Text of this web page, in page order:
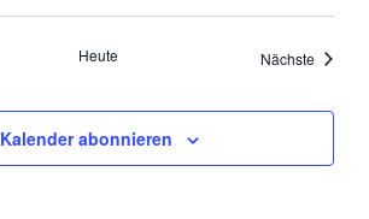
Heute Nächste
Kalender abonnieren